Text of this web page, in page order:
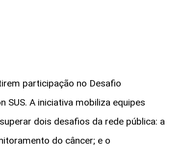
participação no Desafio
SUS. A iniciativa mobiliza equipes
dois desafios da rede pública: a
do câncer; e o